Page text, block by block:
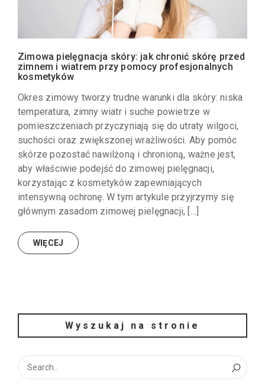
Zimowa pielęgnacja skóry: jak chronić skórę przed
zimnem i wiatrem przy pomocy profesjonalnych
kosmetyków
Okres zimowy tworzy trudne warunki dla skóry: niska
temperatura, zimny wiatr i suche powietrze w
pomieszczeniach przyczyniają się do utraty wilgoci,
suchości oraz zwiększonej wrażliwości. Aby pomóc
skórze pozostać nawilżoną i chronioną, ważne jest,
aby właściwie podejść do zimowej pielęgnacji,
korzystając z kosmetyków zapewniających
intensywną ochronę. W tym artykule przyjrzymy się
głównym zasadom zimowej pielęgnacji, […]
WIĘCEJ
Wyszukaj na stronie